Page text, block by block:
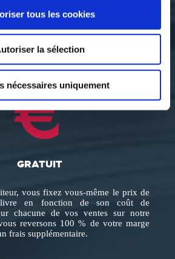
tous les cookies
la sélection
nécessaires uniquement
aux auteurs la totalité de leur
sans plus attendre le monde de
ligne et commencez à éditer votre
GRATUIT
vous fixez vous-même le prix de
en fonction de son coût de
chacune de vos ventes sur notre
reversons 100 % de votre marge
frais supplémentaire.